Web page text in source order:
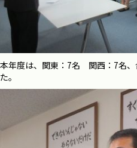
本年度は、関東：7名 関西：7名、
た。